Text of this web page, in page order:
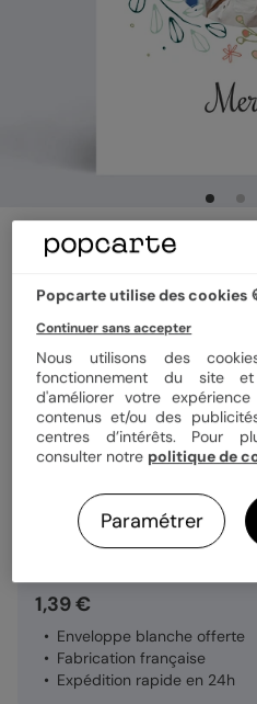
Carte de remerciement
Couronne de Fleurs
5 2avis)
Format
Papier
Quantité
1,39 €
Enveloppe blanche offerte
Fabrication française
Expédition rapide en 24h
Popcarte utilise des cookies
Continuer sans accepter
Nous utilisons des
fonctionnement du site
d'améliorer votre
contenus et/ou des
centres d’intérêts. Pour
consulter notre politique de
Paramétrer